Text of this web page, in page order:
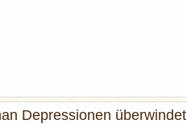
Depressionen überwindet